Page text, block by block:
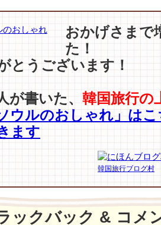
の
ク
or
コ
ル』
は
おかげさまで
た！
とうございます！
が書いた、 韓国旅行の
ウルのおしゃれ」はこ
ます
韓国旅行ブログ村
ックバック & コメ